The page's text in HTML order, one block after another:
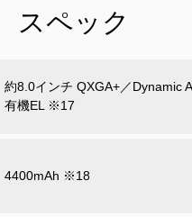
スペック
約8.0インチ QXGA+／Dynamic
有機EL ※17
4400mAh ※18